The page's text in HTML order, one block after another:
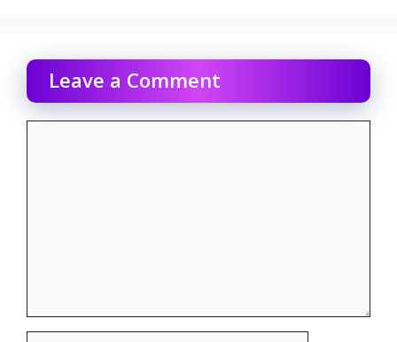
Leave a Comment